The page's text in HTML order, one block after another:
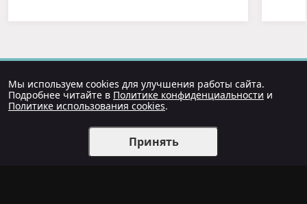
Мы используем cookies для улучшения работы сайта.
Подробнее читайте в Политике конфиденциальности и
Политике использования cookies.
Принять